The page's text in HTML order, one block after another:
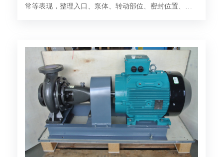
常等表现，整理入口、泵体、转动部位、密封位置、控